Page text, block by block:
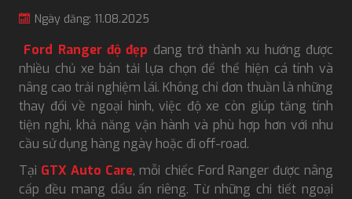
Ngày đăng: 11.08.2025
Ford Ranger độ đẹp đang trở thành xu hướng được
nhiều chủ xe bán tải lựa chọn để thể hiện cá tính và
nâng cao trải nghiệm lái. Không chỉ đơn thuần là những
thay đổi về ngoại hình, việc độ xe còn giúp tăng tính
tiện nghi, khả năng vận hành và phù hợp hơn với nhu
cầu sử dụng hàng ngày hoặc đi off-road.
Tại GTX Auto Care, mỗi chiếc Ford Ranger được nâng
cấp đều mang dấu ấn riêng. Từ những chi tiết ngoại